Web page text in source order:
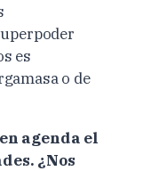
es
o de
agenda el
¿Nos